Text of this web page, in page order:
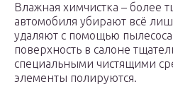
Влажная химчистка – более
автомобиля убирают всё
удаляют с помощью
поверхность в салоне
специальными чистящими
элементы полируются.